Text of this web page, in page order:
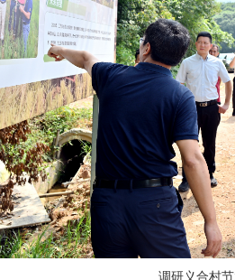
调研义合村